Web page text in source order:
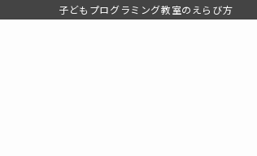
子どもプログラミング教室のえらび方